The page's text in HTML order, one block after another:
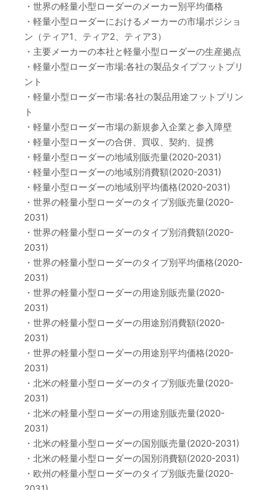
・世界の軽量小型ローダーのメーカー別平均価格
・軽量小型ローダーにおけるメーカーの市場ポジショ
ン（ティア1、ティア2、ティア3）
・主要メーカーの本社と軽量小型ローダーの生産拠点
・軽量小型ローダー市場:各社の製品タイプフットプリ
ント
・軽量小型ローダー市場:各社の製品用途フットプリン
ト
・軽量小型ローダー市場の新規参入企業と参入障壁
・軽量小型ローダーの合併、買収、契約、提携
・軽量小型ローダーの地域別販売量(2020-2031)
・軽量小型ローダーの地域別消費額(2020-2031)
・軽量小型ローダーの地域別平均価格(2020-2031)
・世界の軽量小型ローダーのタイプ別販売量(2020-
2031)
・世界の軽量小型ローダーのタイプ別消費額(2020-
2031)
・世界の軽量小型ローダーのタイプ別平均価格(2020-
2031)
・世界の軽量小型ローダーの用途別販売量(2020-
2031)
・世界の軽量小型ローダーの用途別消費額(2020-
2031)
・世界の軽量小型ローダーの用途別平均価格(2020-
2031)
・北米の軽量小型ローダーのタイプ別販売量(2020-
2031)
・北米の軽量小型ローダーの用途別販売量(2020-
2031)
・北米の軽量小型ローダーの国別販売量(2020-2031)
・北米の軽量小型ローダーの国別消費額(2020-2031)
・欧州の軽量小型ローダーのタイプ別販売量(2020-